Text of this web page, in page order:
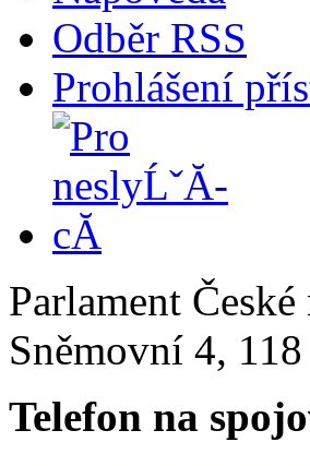
Odběr RSS
Prohlášení
Parlament
Sněmovní 4,
Telefon na